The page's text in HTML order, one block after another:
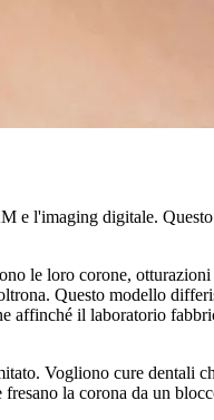
e l'imaging digitale.
le loro corone,
Questo modello
affinché il laboratorio
Vogliono cure dentali
la corona da un